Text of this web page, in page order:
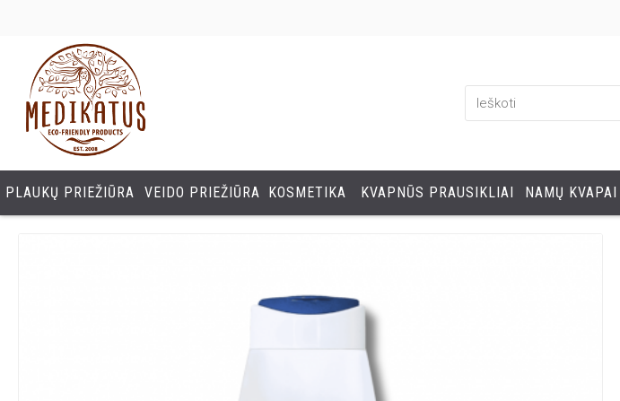
PLAUKŲ PRIEŽIŪRA VEIDO PRIEŽIŪRA KOSMETIKA KVAPNŪS PRAUSIKLIAI NAMŲ KVAPAI